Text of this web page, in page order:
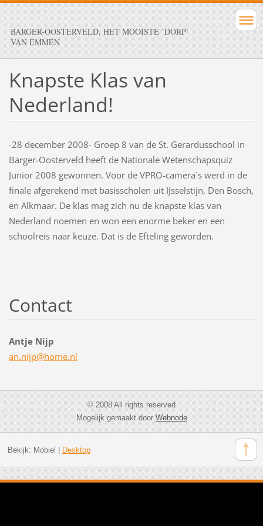
BARGER-OOSTERVELD, HET MOOISTE `DORP`
VAN EMMEN
Knapste Klas van
Nederland!
-28 december 2008- Groep 8 van de St. Gerardusschool in
Barger-Oosterveld heeft de Nationale Wetenschapsquiz
Junior 2008 gewonnen. Voor de VPRO-camera`s werd in de
finale afgerekend met basisscholen uit IJsselstijn, Den Bosch,
en Alkmaar. De klas mag zich nu de knapste klas van
Nederland noemen en won een enorme beker en een
schoolreis naar keuze. Dat is de Efteling geworden.
Contact
Antje Nijp
an.nijp@home.nl
© 2008 All rights reserved
Mogelijk gemaakt doorWebnode
Bekijk: Mobiel Desktop